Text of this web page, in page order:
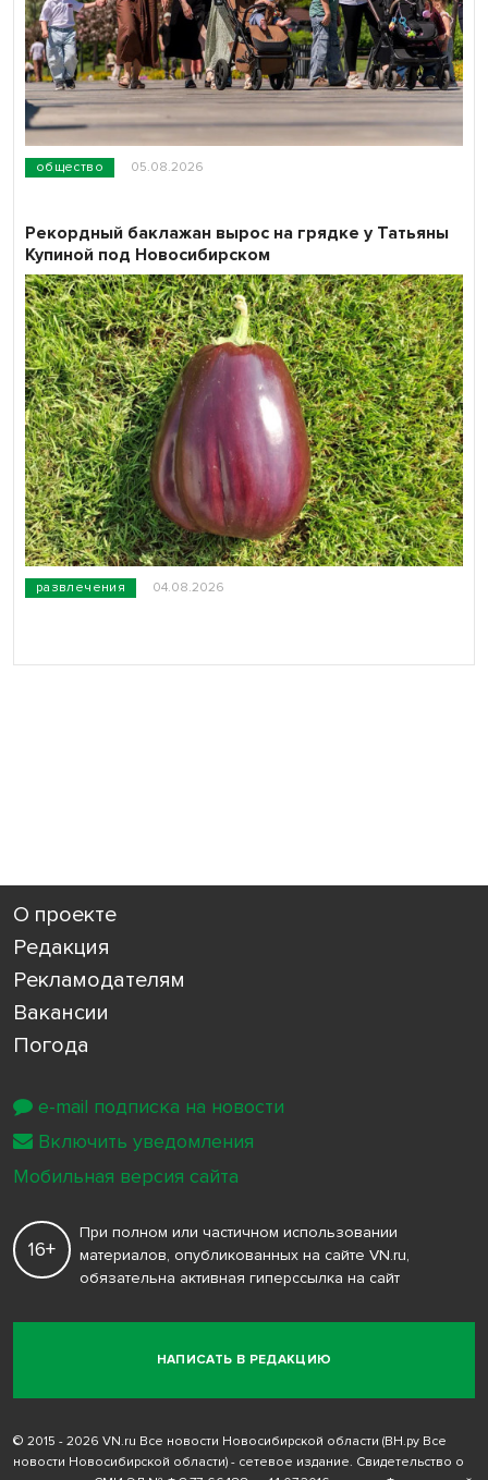
общество 05.08.2026
развлечения 04.08.2026
Рекордный баклажан вырос на грядке у Татьяны
Купиной под Новосибирском
О проекте
Редакция
Рекламодателям
Вакансии
Погода
НАПИСАТЬ В РЕДАКЦИЮ
16+
При полном или частичном использовании
материалов, опубликованных на сайте VN.ru,
обязательна активная гиперссылка на сайт
© 2015 - 2026 VN.ru Все новости Новосибирской области (ВН.ру Все
новости Новосибирской области) - сетевое издание. Свидетельство о
e-mail подписка на новости
Включить уведомления
Мобильная версия сайта